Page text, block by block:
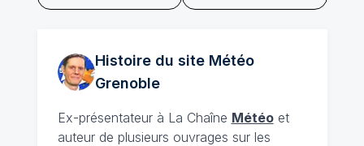
Histoire du site Météo
Grenoble
Ex-présentateur à La Chaîne Météoet
auteur de plusieurs ouvrages sur les